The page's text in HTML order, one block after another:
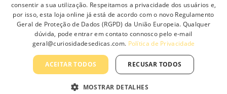
Pesquisar
Preço mínimo Preço máximo
Filtrar
consentir a sua utilização. Respeitamos a privacidade dos usuários e,
por isso, esta loja online já está de acordo com o novo Regulamento
Geral de Proteção de Dados (RGPD) da União Europeia. Qualquer
dúvida, pode entrar em contato connosco pelo e-mail
geral@curiosidadesedicas.com. Política de Privacidade
ACEITAR TODOS RECUSAR TODOS
MOSTRAR DETALHES